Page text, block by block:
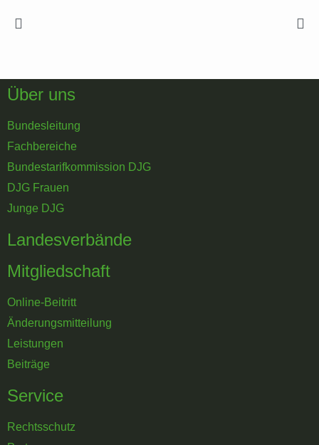
Über uns
Bundesleitung
Fachbereiche
Bundestarifkommission DJG
DJG Frauen
Junge DJG
Landesverbände
Mitgliedschaft
Online-Beitritt
Änderungsmitteilung
Leistungen
Beiträge
Service
Rechtsschutz